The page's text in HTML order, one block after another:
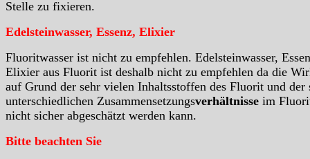
Stelle zu fixieren.
Edelsteinwasser, Essenz, Elixier
Fluoritwasser ist nicht zu empfehlen. Edelsteinwasser,
Elixier aus Fluorit ist deshalb nicht zu empfehlen da die
auf Grund der sehr vielen Inhaltsstoffen des Fluorit und der
unterschiedlichen Zusammensetzungsverhältnisse im
nicht sicher abgeschätzt werden kann.
Bitte beachten Sie